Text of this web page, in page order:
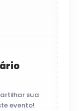
sua
evento!